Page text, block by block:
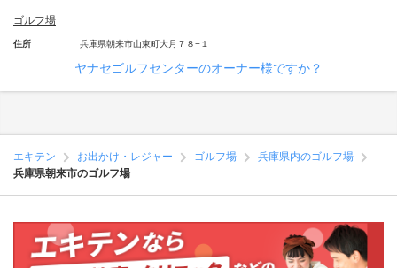
ゴルフ場
住所 兵庫県朝来市山東町大月７８−１
ヤナセゴルフセンターのオーナー様ですか？
エキテン お出かけ・レジャー ゴルフ場
兵庫県内のゴルフ場
兵庫県朝来市のゴルフ場